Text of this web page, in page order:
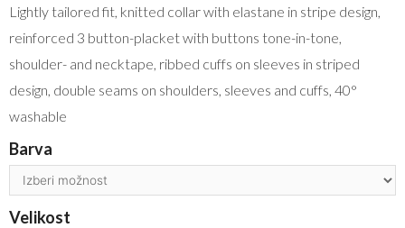
Lightly tailored fit, knitted collar with elastane in stripe design,
reinforced 3 button-placket with buttons tone-in-tone,
shoulder- and necktape, ribbed cuffs on sleeves in striped
design, double seams on shoulders, sleeves and cuffs, 40°
washable
Barva
Velikost